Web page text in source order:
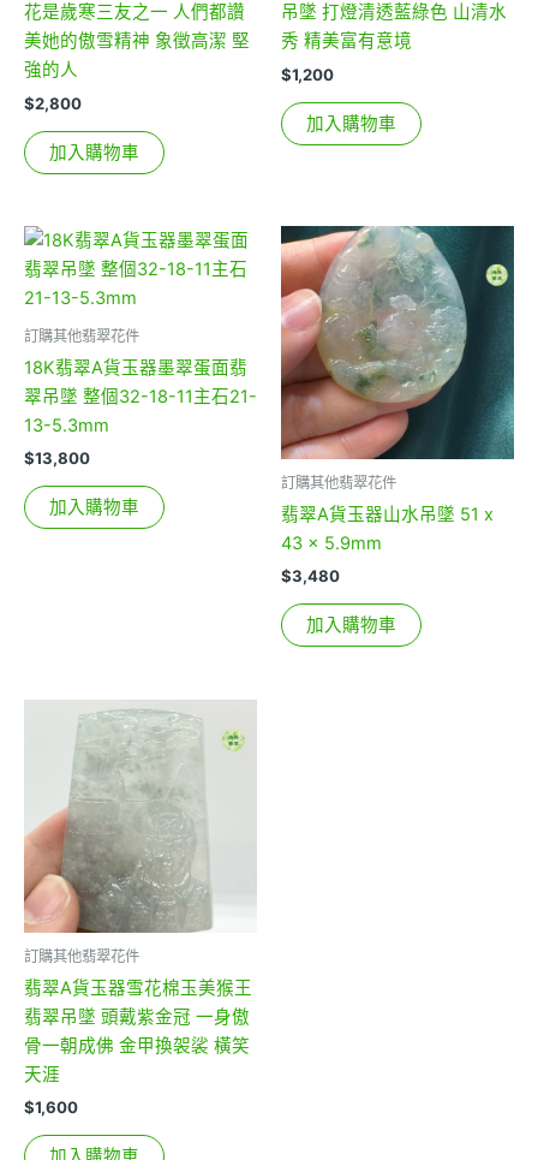
花是歲寒三友之一 人們都讚
美她的傲雪精神 象徵高潔 堅
強的人
$2,800
加入購物車
吊墜 打燈清透藍綠色 山清水
秀 精美富有意境
$1,200
加入購物車
訂購其他翡翠花件
18K翡翠A貨玉器墨翠蛋面翡
翠吊墜 整個32-18-11主石21-
13-5.3mm
$13,800
加入購物車
訂購其他翡翠花件
翡翠A貨玉器山水吊墜 51 x
43 x 5.9mm
$3,480
加入購物車
訂購其他翡翠花件
翡翠A貨玉器雪花棉玉美猴王
翡翠吊墜 頭戴紫金冠 一身傲
骨一朝成佛 金甲換袈裟 橫笑
天涯
$1,600